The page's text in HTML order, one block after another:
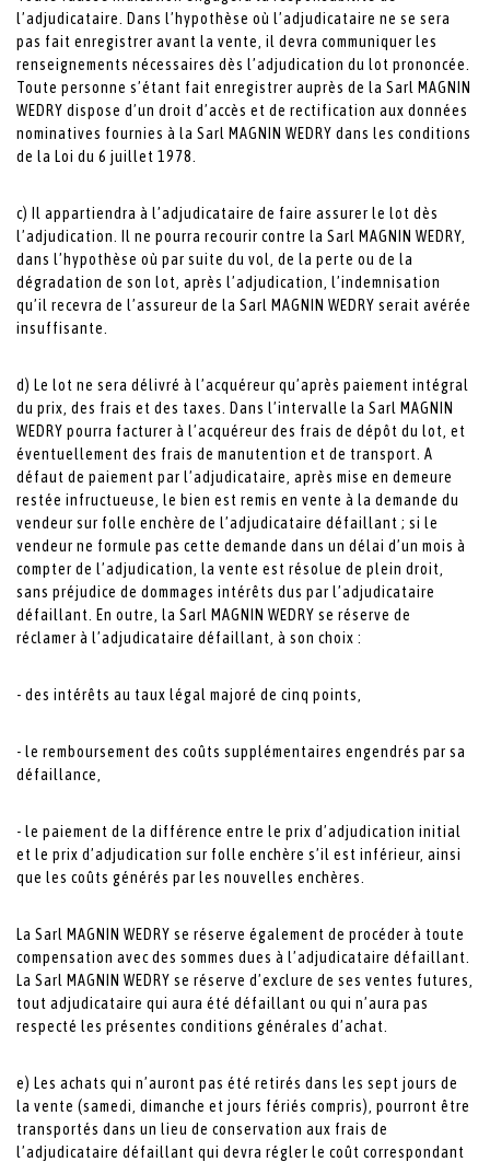
l’adjudicataire. Dans l’hypothèse où l’adjudicataire ne se sera
pas fait enregistrer avant la vente, il devra communiquer les
renseignements nécessaires dès l’adjudication du lot prononcée.
Toute personne s’étant fait enregistrer auprès de la Sarl MAGNIN
WEDRY dispose d’un droit d’accès et de rectification aux données
nominatives fournies à la Sarl MAGNIN WEDRY dans les conditions
de la Loi du 6 juillet 1978.
c) Il appartiendra à l’adjudicataire de faire assurer le lot dès
l’adjudication. Il ne pourra recourir contre la Sarl MAGNIN WEDRY,
dans l’hypothèse où par suite du vol, de la perte ou de la
dégradation de son lot, après l’adjudication, l’indemnisation
qu’il recevra de l’assureur de la Sarl MAGNIN WEDRY serait avérée
insuffisante.
d) Le lot ne sera délivré à l’acquéreur qu’après paiement intégral
du prix, des frais et des taxes. Dans l’intervalle la Sarl MAGNIN
WEDRY pourra facturer à l’acquéreur des frais de dépôt du lot, et
éventuellement des frais de manutention et de transport. A
défaut de paiement par l’adjudicataire, après mise en demeure
restée infructueuse, le bien est remis en vente à la demande du
vendeur sur folle enchère de l’adjudicataire défaillant ; si le
vendeur ne formule pas cette demande dans un délai d’un mois à
compter de l’adjudication, la vente est résolue de plein droit,
sans préjudice de dommages intérêts dus par l’adjudicataire
défaillant. En outre, la Sarl MAGNIN WEDRY se réserve de
réclamer à l’adjudicataire défaillant, à son choix :
- des intérêts au taux légal majoré de cinq points,
- le remboursement des coûts supplémentaires engendrés par sa
défaillance,
- le paiement de la différence entre le prix d’adjudication initial
et le prix d’adjudication sur folle enchère s’il est inférieur, ainsi
que les coûts générés par les nouvelles enchères.
La Sarl MAGNIN WEDRY se réserve également de procéder à toute
compensation avec des sommes dues à l’adjudicataire défaillant.
La Sarl MAGNIN WEDRY se réserve d’exclure de ses ventes futures,
tout adjudicataire qui aura été défaillant ou qui n’aura pas
respecté les présentes conditions générales d’achat.
e) Les achats qui n’auront pas été retirés dans les sept jours de
la vente (samedi, dimanche et jours fériés compris), pourront être
transportés dans un lieu de conservation aux frais de
l’adjudicataire défaillant qui devra régler le coût correspondant